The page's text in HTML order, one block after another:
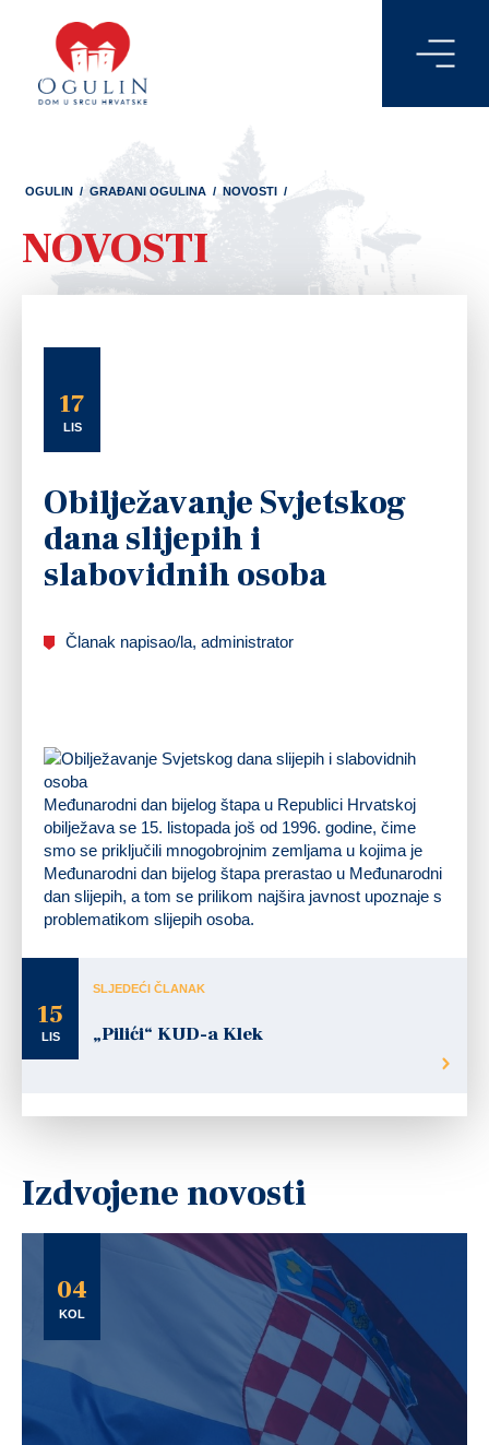
OGULIN / GRAĐANI OGULINA / NOVOSTI /
NOVOSTI
17
LIS
Obilježavanje Svjetskog
dana slijepih i
slabovidnih osoba
Članak napisao/la, administrator
Međunarodni dan bijelog štapa u Republici Hrvatskoj
obilježava se 15. listopada još od 1996. godine, čime
smo se priključili mnogobrojnim zemljama u kojima je
Međunarodni dan bijelog štapa prerastao u Međunarodni
dan slijepih, a tom se prilikom najšira javnost upoznaje s
problematikom slijepih osoba.
15
LIS
SLJEDEĆI ČLANAK
„Pilići“ KUD-a Klek
Izdvojene novosti
04
KOL